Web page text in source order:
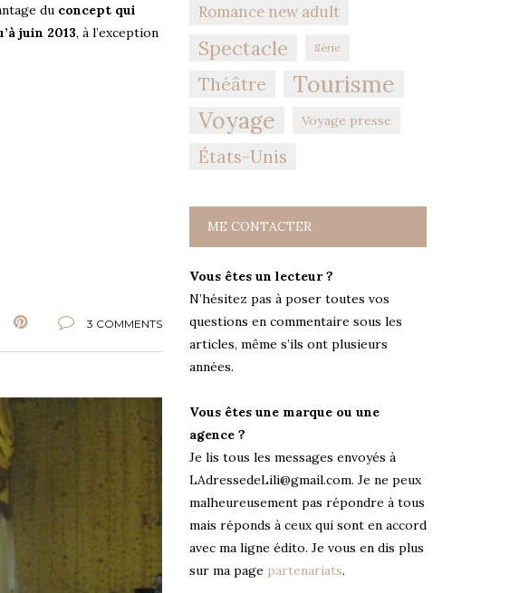
du concept qui
juin 2013, à l’exception
3 COMMENTS
Romance new adult
Spectacle Série
Théâtre
Tourisme
Voyage
Voyage presse
États-Unis
ME CONTACTER
Vous êtes un lecteur ?
N’hésitez pas à poser toutes vos
questions en commentaire sous les
articles, même s’ils ont plusieurs
années.
Vous êtes une marque ou une
agence ?
Je lis tous les messages envoyés à
LAdressedeLili@gmail.com. Je ne peux
malheureusement pas répondre à tous
mais réponds à ceux qui sont en accord
avec ma ligne édito. Je vous en dis plus
sur ma page partenariats.